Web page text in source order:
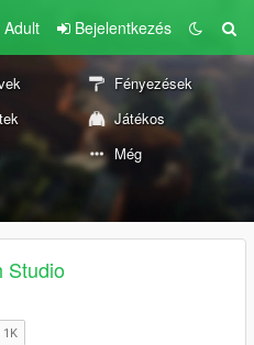
Adult Bejelentkezés
Fényezések
Játékos
Még
Studio